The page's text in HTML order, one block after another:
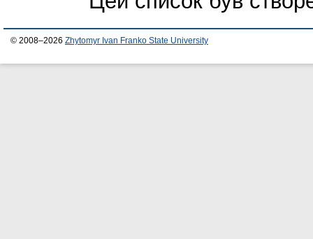
© 2008–2026 Zhytomyr Ivan Franko State University